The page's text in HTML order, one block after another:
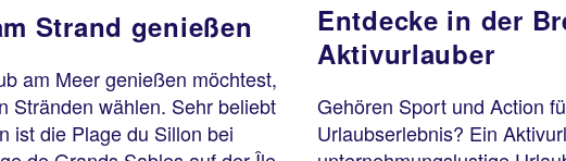
Strand genießen
am Meer genießen möchtest,
Stränden wählen. Sehr beliebt
ist die Plage du Sillon bei
Entdecke in der
Aktivurlauber
Gehören Sport und Action
Urlaubserlebnis? Ein